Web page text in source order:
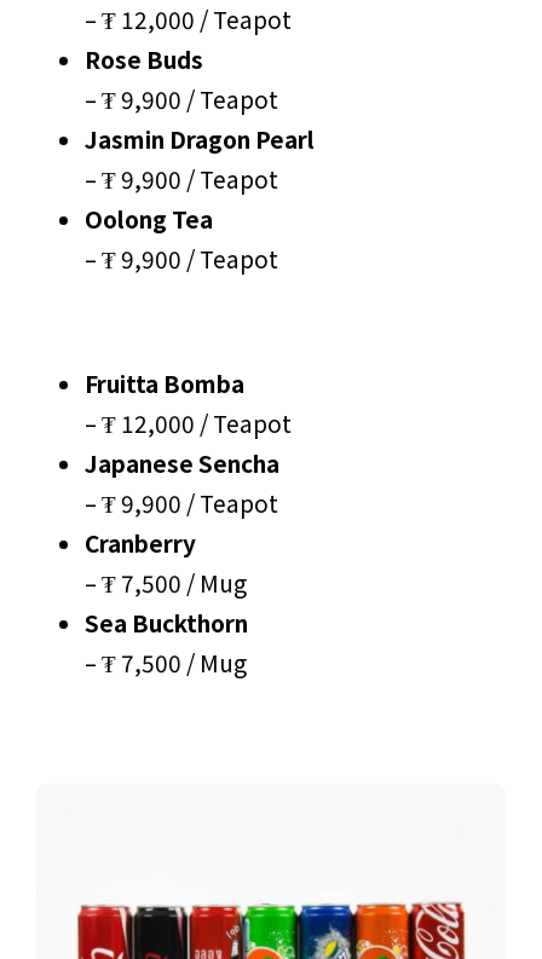
– ₮ 12,000 / Teapot
Rose Buds
– ₮ 9,900 / Teapot
Jasmin Dragon Pearl
– ₮ 9,900 / Teapot
Oolong Tea
– ₮ 9,900 / Teapot
Fruitta Bomba
– ₮ 12,000 / Teapot
Japanese Sencha
– ₮ 9,900 / Teapot
Cranberry
– ₮ 7,500 / Mug
Sea Buckthorn
– ₮ 7,500 / Mug